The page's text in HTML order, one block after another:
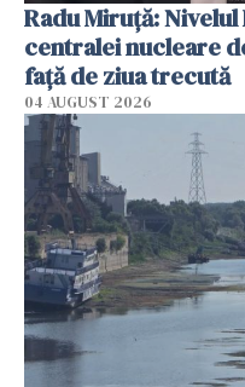
Radu Miruţă:
centralei nucleare
faţă de ziua trecută
04 AUGUST 2026